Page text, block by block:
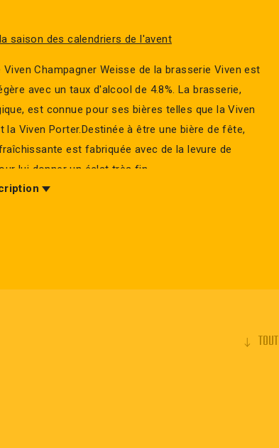
saison des calendriers de l'avent
Viven Champagner Weisse de la brasserie Viven est
avec un taux d'alcool de 4.8%. La brasserie,
est connue pour ses bières telles que la Viven
la Viven Porter.Destinée à être une bière de fête,
est fabriquée avec de la levure de
lui donner un éclat très fin.